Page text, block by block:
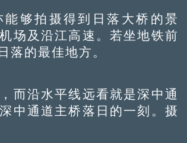
够拍摄得到日落大桥的景
场及沿江高速。若坐地铁前
落的最佳地方。
沿水平线远看就是深中通
中通道主桥落日的一刻。摄